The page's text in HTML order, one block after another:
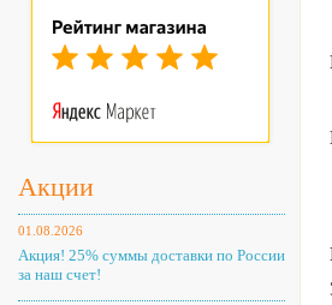
Акции
01.08.2026
Акция! 25% суммы доставки по России
за наш счет!